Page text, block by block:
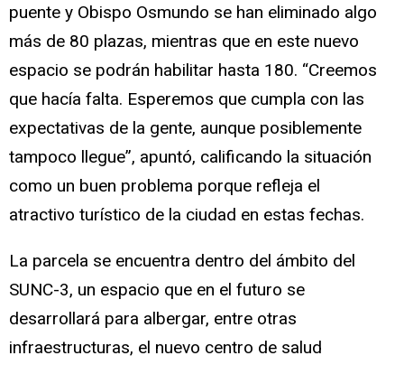
puente y Obispo Osmundo se han eliminado algo
más de 80 plazas, mientras que en este nuevo
espacio se podrán habilitar hasta 180. “Creemos
que hacía falta. Esperemos que cumpla con las
expectativas de la gente, aunque posiblemente
tampoco llegue”, apuntó, calificando la situación
como un buen problema porque refleja el
atractivo turístico de la ciudad en estas fechas.
La parcela se encuentra dentro del ámbito del
SUNC-3, un espacio que en el futuro se
desarrollará para albergar, entre otras
infraestructuras, el nuevo centro de salud